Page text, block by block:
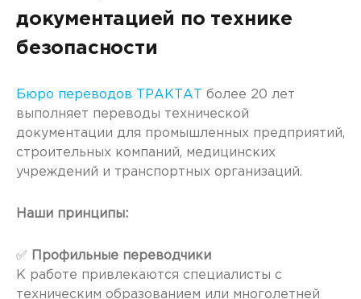
документацией по технике
безопасности
Бюро переводов ТРАКТАТ
более 20 лет
выполняет переводы технической
документации для промышленных предприятий,
строительных компаний, медицинских
учреждений и транспортных организаций.
Наши принципы:
✅
Профильные переводчики
К работе привлекаются специалисты с
техническим образованием или многолетней